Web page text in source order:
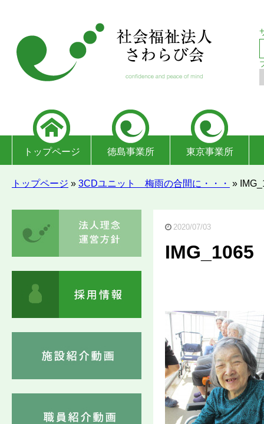
トップページ 徳島事業所 東京事業所
トップページ » 3CDユニット 梅雨の合間に・・・ »
2020/07/03
IMG_1065